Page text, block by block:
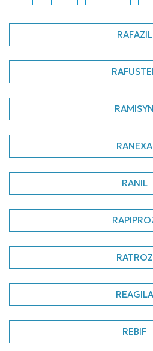
RAFAZIL
RAMISYN
RANEXA
RANIL
RATROZ
REAGILA
REBIF